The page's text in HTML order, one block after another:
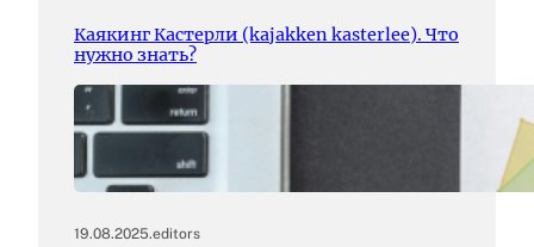
Каякинг Кастерли (kajakken kasterlee). Что
нужно знать?
19.08.2025.editors